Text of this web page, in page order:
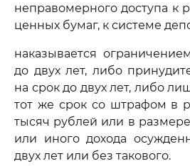
неправомерного доступа к
ценных бумаг, к системе
наказывается
до двух лет, либо
на срок до двух лет, либо
тот же срок со штрафом в
тысяч рублей или в
или иного дохода
двух лет или без такового.